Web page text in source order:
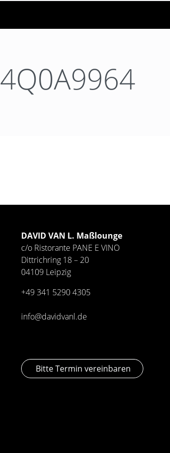
4Q0A9964
DAVID VAN L. Maßlounge
c/o Ristorante PANE E VINO
Dittrichring 18 – 20
04109 Leipzig
+49 341 5290 4305
info@davidvanl.de
Bitte Termin vereinbaren